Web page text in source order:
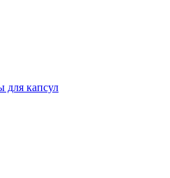
для капсул